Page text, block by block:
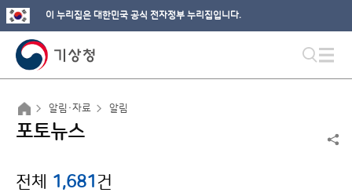
이 누리집은 대한민국 공식 전자정부 누리집입니다.
알림·자료 알림
포토뉴스
전체 1,681건